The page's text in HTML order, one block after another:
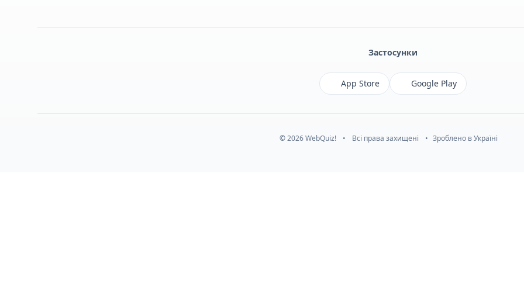
Застосунки
App Store Google Play
© 2026 WebQuiz! • Всі права захищені • Зроблено в Україні